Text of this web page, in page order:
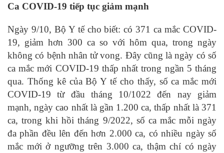
Ca COVID-19 tiếp tục giảm mạnh
Ngày 9/10, Bộ Y tế cho biết: có 371 ca mắc COVID-
19, giảm hơn 300 ca so với hôm qua, trong ngày
không có bệnh nhân tử vong. Đây cũng là ngày có số
ca mắc mới COVID-19 thấp nhất trong ngần 5 tháng
qua. Thống kê của Bộ Y tế cho thấy, số ca mắc mới
COVID-19 từ đầu tháng 10/1022 đến nay giảm
mạnh, ngày cao nhất là gần 1.200 ca, thấp nhất là 371
ca, trong khi hồi tháng 9/2022, số ca mắc mỗi ngày
đa phần đều lên đến hơn 2.000 ca, có nhiều ngày số
mắc mới ở ngưỡng trên 3.000 ca, thậm chí có ngày